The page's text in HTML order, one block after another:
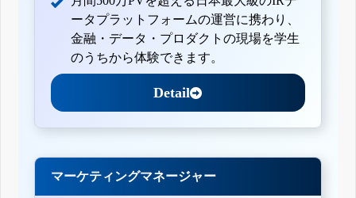
ータプラットフォームの運営に携わり、
金融・データ・プロダクトの現場を学生
のうちから体験できます。
Detail
マーケティングマネージャー